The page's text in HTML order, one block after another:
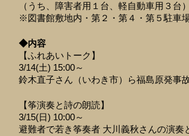
（うち、障害者用１台、軽自動車用３台）
※図書館敷地内・第２・第４・第５駐車
◆内容
【ふれあいトーク】
3/14(土) 15:00～
鈴木直子さん（いわき市）ら福島原発事
【筝演奏と詩の朗読】
3/15(日) 10:00～
避難者で若き筝奏者 大川義秋さんの演奏